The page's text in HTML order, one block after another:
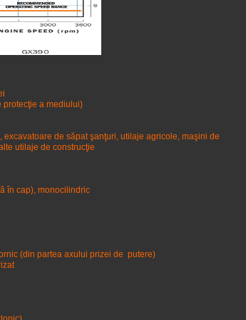
a mediului)
de săpat şanţuri, utilaje agricole, maşini de
utilaje de construcţie
monocilindric
(din partea axului prizei de putere)